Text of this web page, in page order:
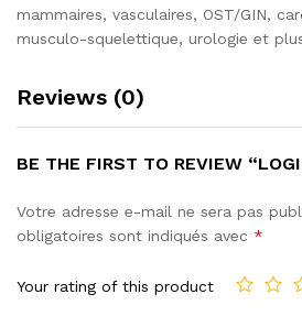
mammaires, vasculaires, OST/GIN,
musculo-squelettique, urologie et
Reviews (0)
BE THE FIRST TO REVIEW
Votre adresse e-mail ne sera pas
obligatoires sont indiqués avec *
Your rating of this product